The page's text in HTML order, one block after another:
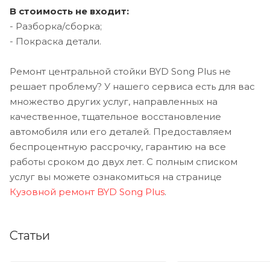
В стоимость не входит:
- Разборка/сборка;
- Покраска детали.
Ремонт центральной стойки BYD Song Plus не
решает проблему? У нашего сервиса есть для вас
множество других услуг, направленных на
качественное, тщательное восстановление
автомобиля или его деталей. Предоставляем
беспроцентную рассрочку, гарантию на все
работы сроком до двух лет. С полным списком
услуг вы можете ознакомиться на странице
Кузовной ремонт BYD Song Plus.
Статьи